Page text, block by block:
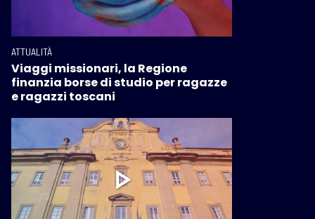
ATTUALITÀ
Viaggi missionari, la Regione
finanzia borse di studio per ragazze
e ragazzi toscani